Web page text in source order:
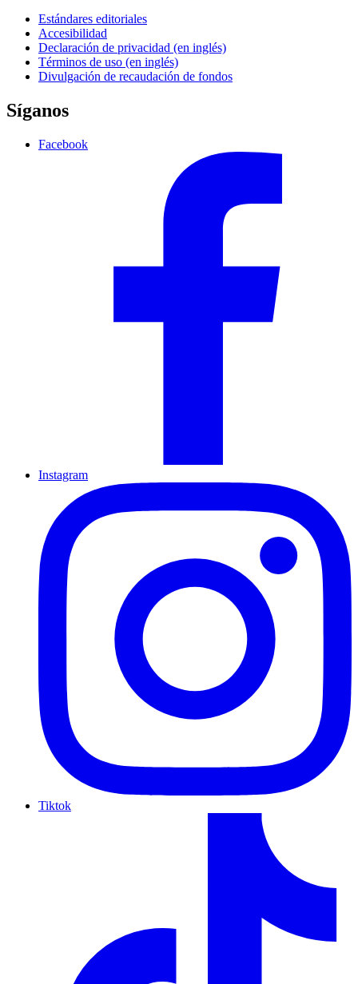
Estándares editoriales
Accesibilidad
Declaración de privacidad (en inglés)
Términos de uso (en inglés)
Divulgación de recaudación de fondos
Síganos
Facebook
Instagram
Tiktok